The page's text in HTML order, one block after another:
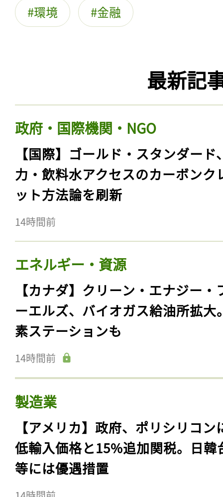
環境 金融
最新記
政府・国際機関・NGO
【国際】ゴールド・スタンダード
力・飲料水アクセスのカーボンク
ット方法論を刷新
14時間前
エネルギー・資源
【カナダ】クリーン・エナジー・
ーエルズ、バイオガス給油所拡大
素ステーションも
14時間前
製造業
【アメリカ】政府、ポリシリコン
低輸入価格と15%追加関税。日韓
等には優遇措置